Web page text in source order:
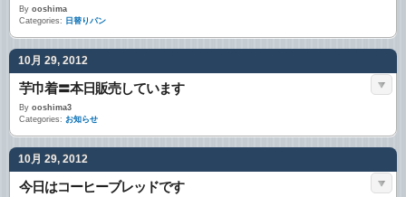
By ooshima
Categories: 日替りパン
10月 29, 2012
芋巾着〓本日販売しています
By ooshima3
Categories: お知らせ
10月 29, 2012
今日はコーヒーブレッドです